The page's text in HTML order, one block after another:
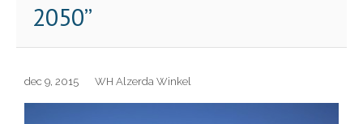
Contact
2050”
dec 9, 2015 WH Alzerda Winkel